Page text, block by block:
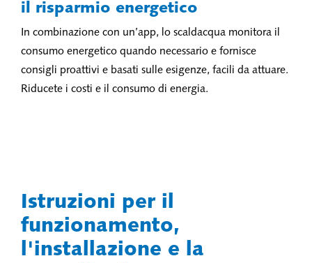
il risparmio energetico
In combinazione con un’app, lo scaldacqua monitora il
consumo energetico quando necessario e fornisce
consigli proattivi e basati sulle esigenze, facili da attuare.
Riducete i costi e il consumo di energia.
Istruzioni per il
funzionamento,
l'installazione e la